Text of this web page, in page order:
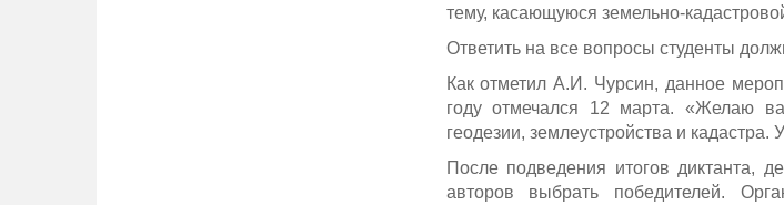
тему, касающуюся земельно-
Ответить на все вопросы студенты
Как отметил А.И. Чурсин, данное
году отмечался 12 марта. «Желаю
геодезии, землеустройства и
После подведения итогов диктанта,
авторов выбрать победителей.